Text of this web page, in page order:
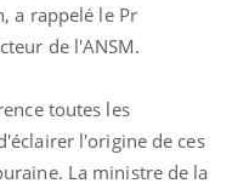
a rappelé le Pr
de l'ANSM.
toutes les
l'origine de ces
La ministre de la